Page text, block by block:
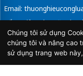
Email:
Tổng Biên Tập: Vũ Đức
Giấy phép hoạt động
Thông tin và Truyền
Chúng tôi sử dụng
chúng tôi và nâng cao
sử dụng trang web